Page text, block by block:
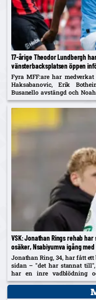
17-årige Theodor Lundbergh
vänsterbacksplatsen öppen
Fyra MFF:are har
Haksabanovic, Erik
Busanello avstängd och
Johan Karlsson om
VSK: Jonathan Rings rehab
osäker, Nsabiyumva igång med
Jonathan Ring, 34, har fått
sidan – "det har stannat till",
har en inre vadblödning
Nsabiyumva har påbörjat